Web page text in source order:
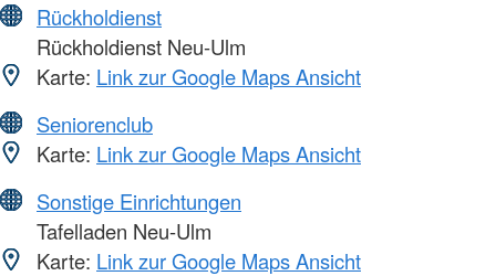
Rückholdienst
Rückholdienst Neu-Ulm
Karte: Link zur Google Maps Ansicht
Seniorenclub
Karte: Link zur Google Maps Ansicht
Sonstige Einrichtungen
Tafelladen Neu-Ulm
Karte: Link zur Google Maps Ansicht